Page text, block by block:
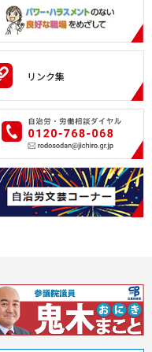
リンク集